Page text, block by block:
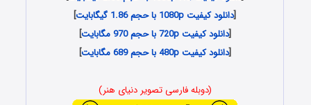
[دانلود کیفیت 1080p با حجم 1.86 گیگابایت
]
[دانلود کیفیت 720p با حجم 970 مگابایت
]
[دانلود کیفیت 480p با حجم 689 مگابایت ]
(دوبله فارسی تصویر دنیای هنر)